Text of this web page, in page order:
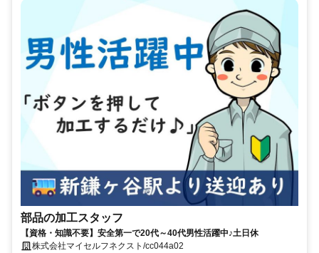
部品の加工スタッフ
【資格・知識不要】安全第一で20代～40代男性活躍中♪土日休
株式会社マイセルフネクスト/cc044a02